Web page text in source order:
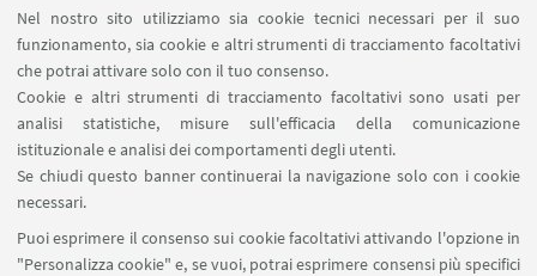
Nel nostro sito utilizziamo sia cookie tecnici necessari per il suo
funzionamento, sia cookie e altri strumenti di tracciamento facoltativi
che potrai attivare solo con il tuo consenso.
Cookie e altri strumenti di tracciamento facoltativi sono usati per
analisi statistiche, misure sull'efficacia della comunicazione
istituzionale e analisi dei comportamenti degli utenti.
Se chiudi questo banner continuerai la navigazione solo con i cookie
necessari.
Puoi esprimere il consenso sui cookie facoltativi attivando l'opzione in
"Personalizza cookie" e, se vuoi, potrai esprimere consensi più specifici
Missioni web
Ministero della Salute – EFSA Focal Point
SEGUI IL DIPARTIMENTO SU:
SEGUI UNIBO SU: